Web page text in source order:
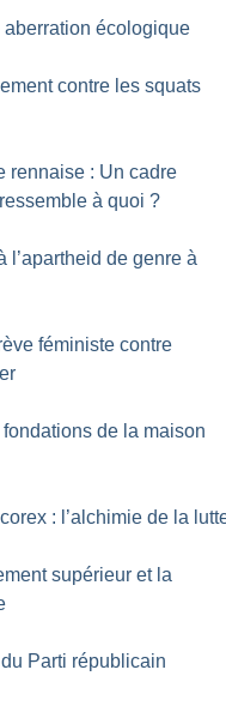
écologique
contre les squats
rennaise : Un cadre
à quoi ?
l’apartheid de genre à
féministe contre
de la maison
: l’alchimie de la
supérieur et la
Parti républicain